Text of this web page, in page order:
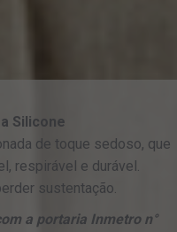
Silicone
de toque sedoso, que
respirável e durável.
sustentação.
a portaria Inmetro n°